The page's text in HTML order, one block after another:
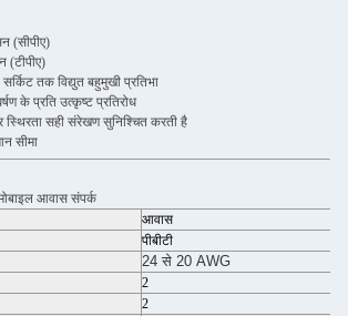
(सीपीए)
(टीपीए)
सर्किट तक विद्युत बहुमुखी प्रतिभा
के प्रति उत्कृष्ट प्रतिरोध
स्थिरता सही संरेखण सुनिश्चित करती है
सीमा
आवास संपर्क
आवास
पीबीटी
24 से 20 AWG
2
2